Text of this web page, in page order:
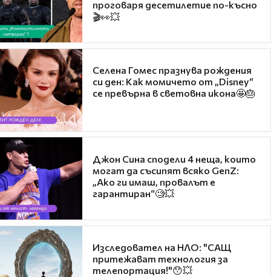
проговаря десетилетие по-късно
🎬👀💥
Селена Гомес празнува рождения
си ден: Как момичето от „Disney“
се превърна в световна икона🤩🎂
Джон Сина сподели 4 неща, които
могат да съсипят всяко GenZ:
„Ако ги имаш, провалът е
гарантиран“🧐💥
Изследовател на НЛО: "САЩ
притежават технология за
телепортация!"😯💥